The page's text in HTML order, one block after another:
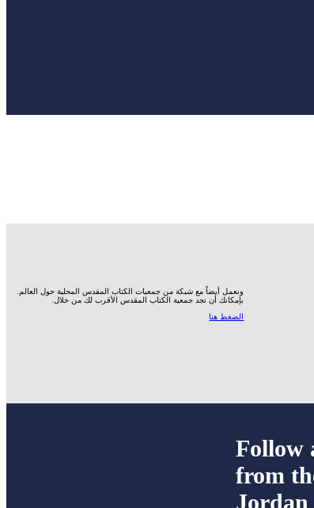
ونعمل أيضاً مع شبكة من جمعيات الكتاب المقدس المحلية حول العالم.
بإمكانك أن تجد جمعية الكتاب المقدس الأقرب لك من خلال.
الضغط هنا
Follow
from
Jordan